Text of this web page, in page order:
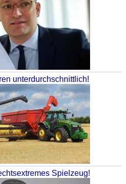
unterdurchschnittlich!
Spielzeug!